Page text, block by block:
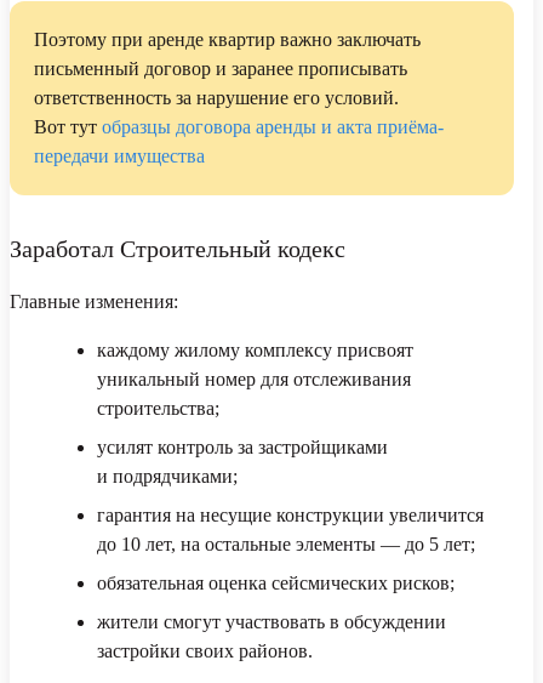
Поэтому при аренде квартир важно заключать
письменный договор и заранее прописывать
ответственность за нарушение его условий.
Вот тут образцы договора аренды и акта приёма-
передачи имущества
Заработал Строительный кодекс
Главные изменения:
каждому жилому комплексу присвоят
уникальный номер для отслеживания
строительства;
усилят контроль за застройщиками
и подрядчиками;
гарантия на несущие конструкции увеличится
до 10 лет, на остальные элементы — до 5 лет;
обязательная оценка сейсмических рисков;
жители смогут участвовать в обсуждении
застройки своих районов.